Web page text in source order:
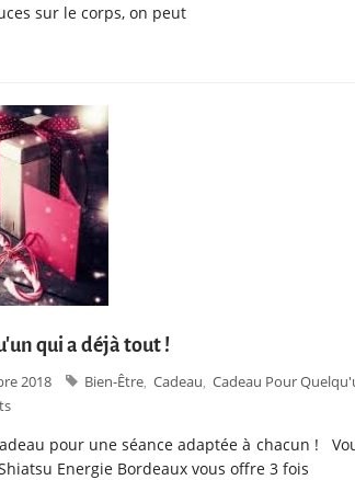
sur le corps, on peut
qui a déjà tout !
2018 Bien-Être Cadeau Cadeau Pour
pour une séance adaptée à chacun !
Energie Bordeaux vous offre 3 fois